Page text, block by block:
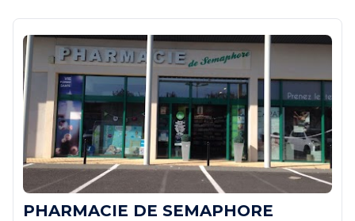
PHARMACIE DE SEMAPHORE